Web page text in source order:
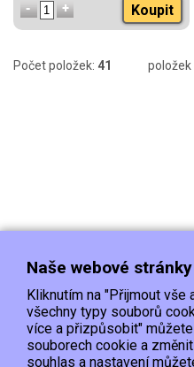
Koupit
Počet položek: 41 položek
Doprava Platba
Naše webové
Kliknutím na "Přijmout vše
všechny typy souborů
více a přizpůsobit"
souborech cookie a
souhlas a nastavení